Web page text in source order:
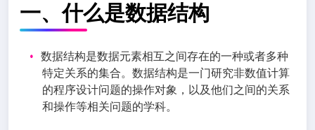
一、什么是数据结构
数据结构是数据元素相互之间存在的一种或者多种
特定关系的集合。数据结构是一门研究非数值计算
的程序设计问题的操作对象，以及他们之间的关系
和操作等相关问题的学科。